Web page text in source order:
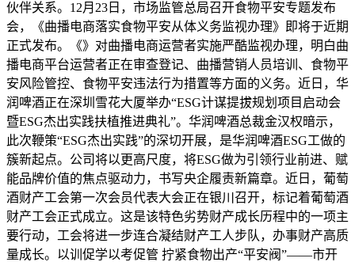
伙伴关系。12月23日，市场监管总局召开食物平安专题发布
会，《曲播电商落实食物平安从体义务监视办理》即将于近期
正式发布。《》对曲播电商运营者实施严酷监视办理，明白曲
播电商平台运营者正在审查登记、曲播营销人员培训、食物平
安风险管控、食物平安违法行为措置等方面的义务。近日，华
润啤酒正在深圳雪花大厦举办“ESG计谋提拔规划项目启动会
暨ESG杰出实践扶植推进典礼”。华润啤酒总裁金汉权暗示，
此次鞭策“ESG杰出实践”的深切开展，是华润啤酒ESG工做的
簇新起点。公司将以更高尺度，将ESG做为引领行业前进、赋
能品牌价值的焦点驱动力，书写央企履责新篇章。近日，葡萄
酒财产工会第一次会员代表大会正在银川召开，标记着葡萄酒
财产工会正式成立。这是该特色劣势财产成长历程中的一项主
要行动，工会将进一步连合凝结财产工人步队，办事财产高质
量成长。以训促学以考促管 拧紧食物出产“平安阀”——市开